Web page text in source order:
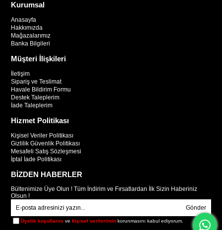
Kurumsal
Anasayfa
Hakkımızda
Mağazalarımız
Banka Bilgileri
Müşteri İlişkileri
İletişim
Sipariş ve Teslimat
Havale Bildirim Formu
Destek Taleplerim
İade Taleplerim
Hizmet Politikası
Kişisel Veriler Politikası
Gizlilik Güvenlik Politikası
Mesafeli Satış Sözleşmesi
İptal İade Politikası
BİZDEN HABERLER
Bültenimize Üye Olun ! Tüm İndirim ve Fırsatlardan İlk Sizin Haberiniz
Olsun !
Gönder
Üyelik koşullarını vekişisel verilerimin korunmasını kabul ediyorum.